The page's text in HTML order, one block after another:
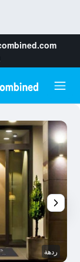
ردهة